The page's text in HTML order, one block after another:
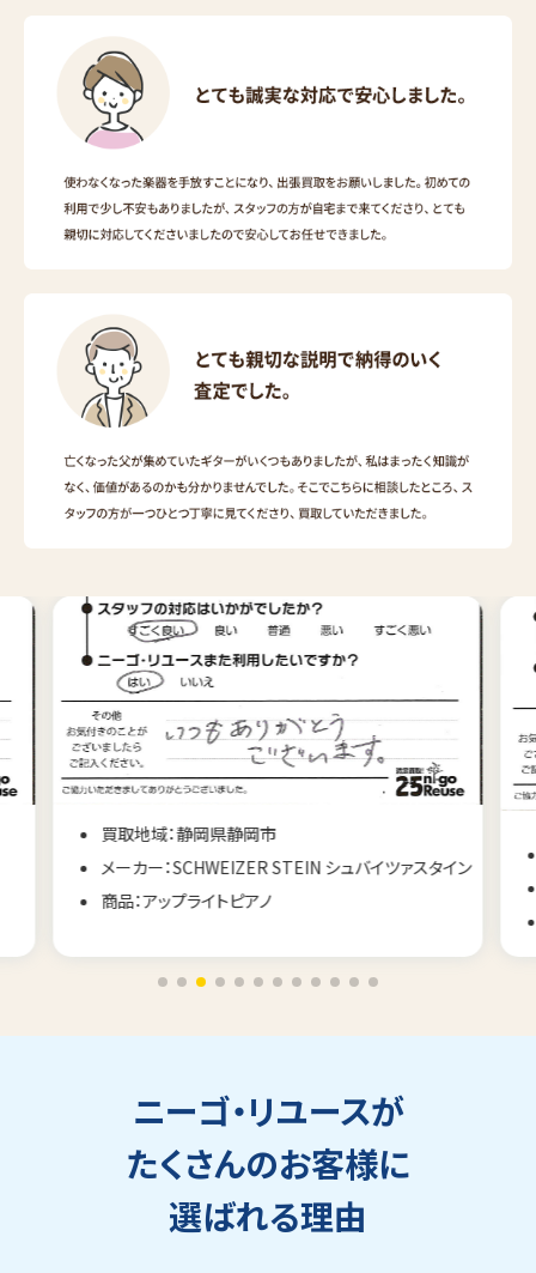
買取地域：静岡県静岡市
メーカー：SCHWEIZER STEIN シュバイツァスタイン
商品：アップライトピアノ
ニーゴ・リユースが
たくさんのお客様に
選ばれる理由